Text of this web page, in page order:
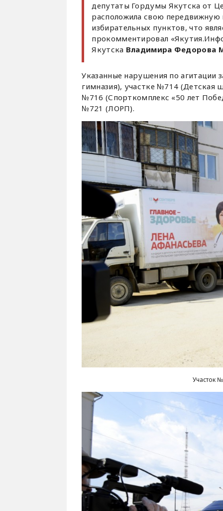
депутаты Гордумы Якутска от
расположила свою передвижную
избирательных пунктов, что
прокомментировал
Якутска Владимира Федорова
Указанные нарушения по агитации
гимназия), участке №714 (Детская
№716 (Спорткомплекс «50 лет
№721 (ЛОРП).
Участок